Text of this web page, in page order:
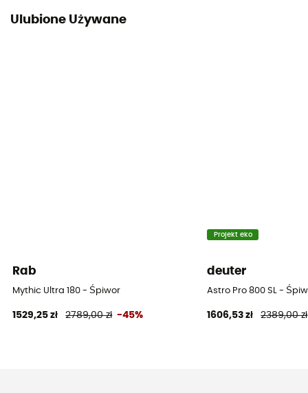
Ulubione Używane
Rab
Mythic Ultra 180 - Śpiwor
1529,25 zł 2789,00 zł -45%
Projekt eko
deuter
Astro Pro 800 SL -
1606,53 zł 2389,00 zł